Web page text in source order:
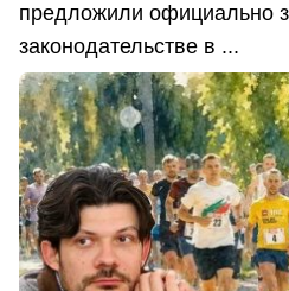
предложили официально
законодательстве в ...